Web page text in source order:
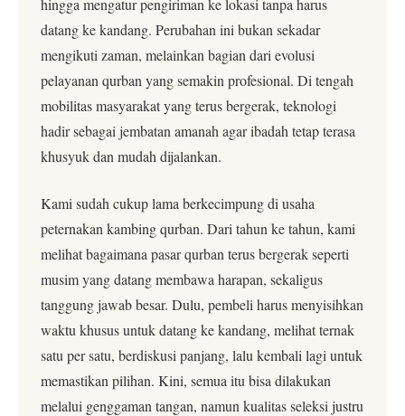
hingga mengatur pengiriman ke lokasi tanpa harus
datang ke kandang. Perubahan ini bukan sekadar
mengikuti zaman, melainkan bagian dari evolusi
pelayanan qurban yang semakin profesional. Di tengah
mobilitas masyarakat yang terus bergerak, teknologi
hadir sebagai jembatan amanah agar ibadah tetap terasa
khusyuk dan mudah dijalankan.
Kami sudah cukup lama berkecimpung di usaha
peternakan kambing qurban. Dari tahun ke tahun, kami
melihat bagaimana pasar qurban terus bergerak seperti
musim yang datang membawa harapan, sekaligus
tanggung jawab besar. Dulu, pembeli harus menyisihkan
waktu khusus untuk datang ke kandang, melihat ternak
satu per satu, berdiskusi panjang, lalu kembali lagi untuk
memastikan pilihan. Kini, semua itu bisa dilakukan
melalui genggaman tangan, namun kualitas seleksi justru